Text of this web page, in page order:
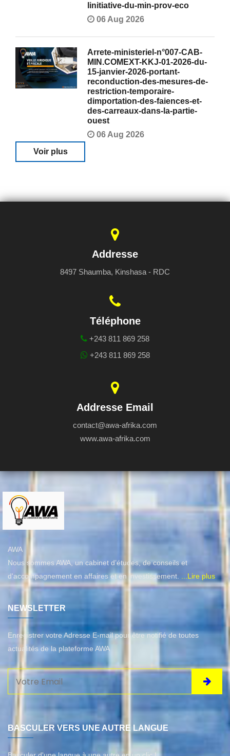
linitiative-du-min-prov-eco
06 Aug 2026
Arrete-ministeriel-n°007-CAB-
MIN.COMEXT-KKJ-01-2026-du-
15-janvier-2026-portant-
reconduction-des-mesures-de-
restriction-temporaire-
dimportation-des-faiences-et-
des-carreaux-dans-la-partie-
ouest
06 Aug 2026
Voir plus
Addresse
8497 Shaumba, Kinshasa - RDC
Téléphone
+243 811 869 258
+243 811 869 258
Addresse Email
contact@awa-afrika.com
www.awa-afrika.com
AWA
Nous sommes AWA, un cabinet d’études, de conseils et
d'accompagnement en affaires et en investissement.
...Lire plus
NEWSLETTER
Enregistrer votre Adresse E-mail pour être notifié de toutes
actualités de la plateforme AWA
BASCULER VERS UNE AUTRE LANGUE